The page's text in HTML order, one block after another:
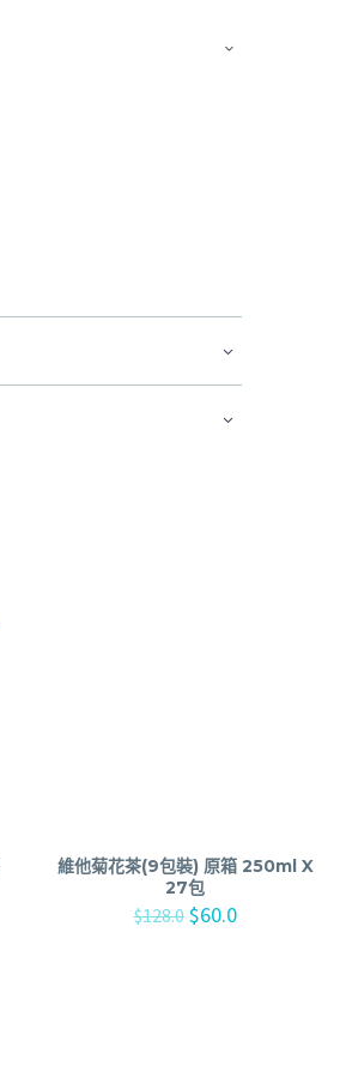
維他菊花茶(9包裝) 原箱 250ml X
27包
$128.0 $60.0